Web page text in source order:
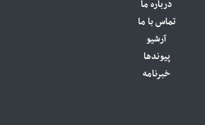
درباره ما
تماس با ما
آرشیو
پیوندها
خبرنامه